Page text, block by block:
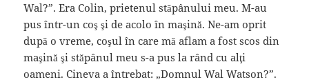
Wal?”. Era Colin, prietenul stăpânului meu. M-au
pus într-un coş şi de acolo în maşină. Ne-am oprit
după o vreme, coşul în care mă aflam a fost scos din
maşină şi stăpânul meu s-a pus la rând cu alţi
oameni. Cineva a întrebat: „Domnul Wal Watson?”.